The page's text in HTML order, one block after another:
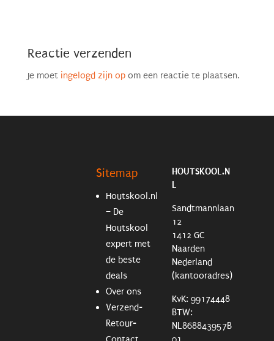
Reactie verzenden
Je moet ingelogd zijn opom een reactie te plaatsen.
Sitemap
Houtskool.nl
– De
Houtskool
expert met
de beste
deals
Over ons
Verzend-
Retour-
HOUTSKOOL.N
L
Sandtmannlaan
12
1412 GC
Naarden
Nederland
(kantooradres)
KvK: 99174448
BTW:
NL868843957B